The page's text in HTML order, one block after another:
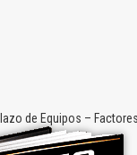
de Equipos –